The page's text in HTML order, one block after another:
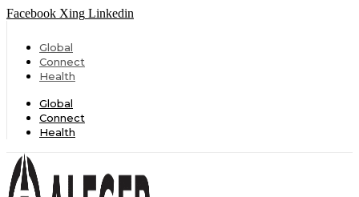
Facebook Xing Linkedin
Global
Connect
Health
Global
Connect
Health